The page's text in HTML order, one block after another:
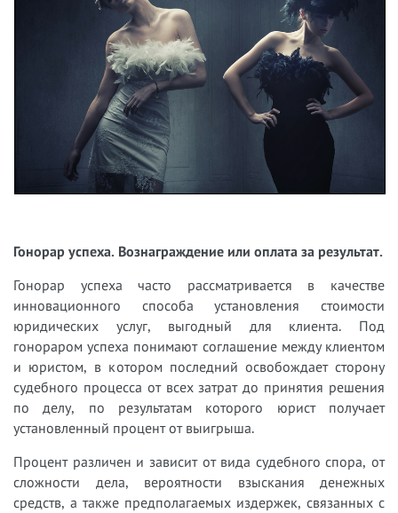
Гонорар успеха. Вознаграждение или оплата за результат.
Гонорар успеха часто рассматривается в качестве
инновационного способа установления стоимости
юридических услуг, выгодный для клиента. Под
гонораром успеха понимают соглашение между клиентом
и юристом, в котором последний освобождает сторону
судебного процесса от всех затрат до принятия решения
по делу, по результатам которого юрист получает
установленный процент от выигрыша.
Процент различен и зависит от вида судебного спора, от
сложности дела, вероятности взыскания денежных
средств, а также предполагаемых издержек, связанных с